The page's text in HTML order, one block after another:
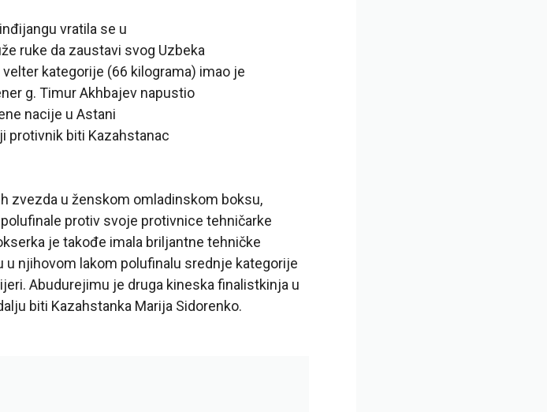
vratila se u
ruke da zaustavi svog Uzbeka
kategorije (66 kilograma) imao je
g. Timur Akhbajev napustio
nacije u Astani
protivnik biti Kazahstanac
zvezda u ženskom omladinskom boksu,
protiv svoje protivnice tehničarke
je takođe imala briljantne tehničke
njihovom lakom polufinalu srednje kategorije
Abudurejimu je druga kineska finalistkinja u
biti Kazahstanka Marija Sidorenko.